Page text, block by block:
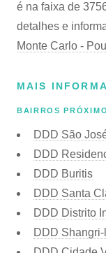
é na faixa de
detalhes e
Monte Carlo -
MAIS
BAIRROS
DDD São
DDD
DDD Buritis
DDD Santa
DDD Distrito
DDD Shangri-